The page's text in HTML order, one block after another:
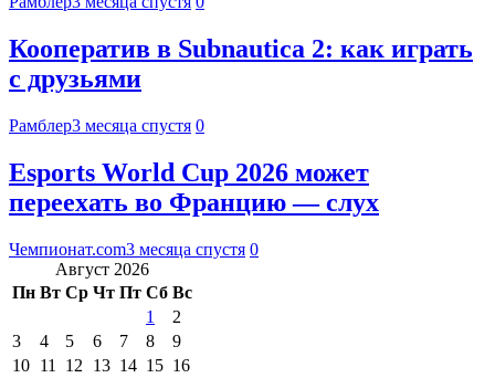
Кооператив в Subnautica 2: как играть
с друзьями
Рамблер3 месяца спустя 0
Esports World Cup 2026 может
переехать во Францию — слух
Чемпионат.com3 месяца спустя 0
Август 2026
Пн Вт Ср Чт Пт Сб Вс
1
2
3
4 5 6 7 8
9
10 11 12 13 14 15 16